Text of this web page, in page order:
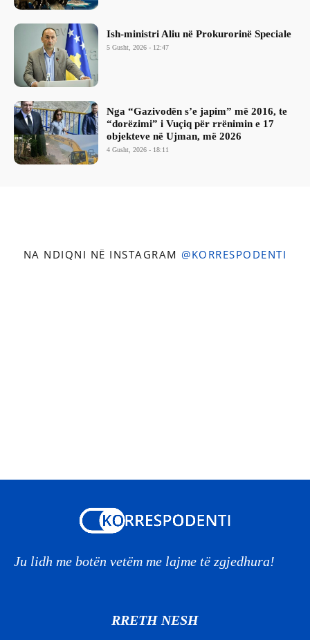
Ish-ministri ​Aliu në Prokurorinë Speciale
5 Gusht, 2026 - 12:47
Nga “Gazivodën s’e japim” më 2016, te
“dorëzimi” i Vuçiq për rrënimin e 17
objekteve në Ujman, më 2026
4 Gusht, 2026 - 18:11
NA NDIQNI NË INSTAGRAM @KORRESPODENTI
Ju lidh me botën vetëm me lajme të zgjedhura!
RRETH NESH